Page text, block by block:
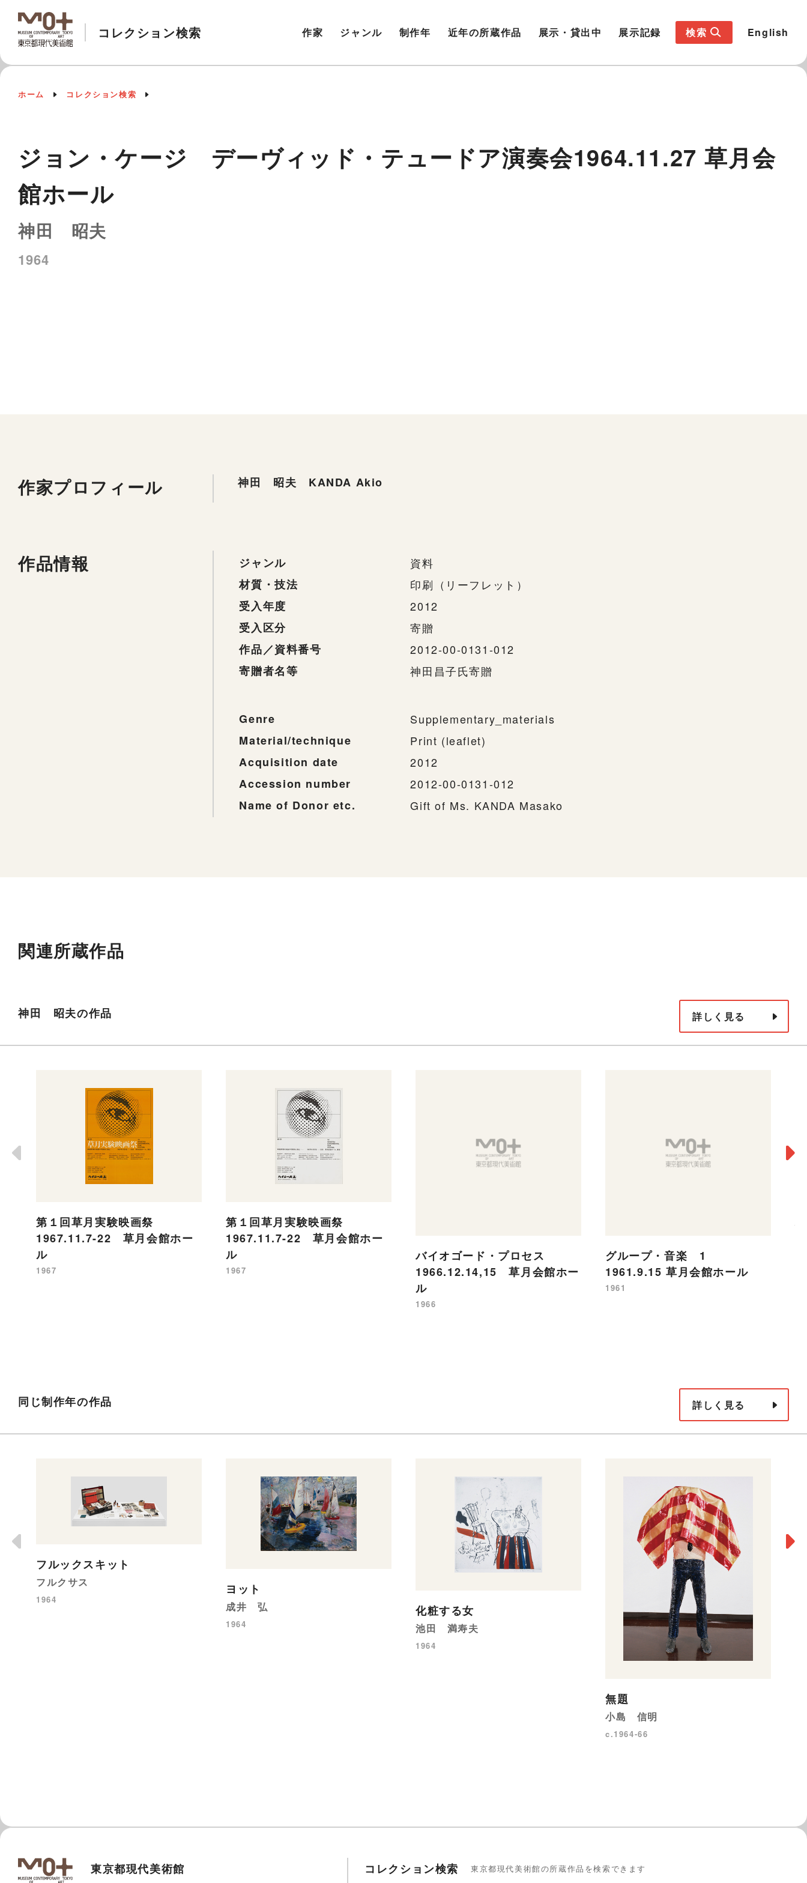
コレクション検索 作家 ジャンル 制作年 近年の所蔵作品 展示・貸出中 展示記録 検索 English
ホーム コレクション検索
ジョン・ケージ デーヴィッド・テュードア演奏会1964.11.27 草月会
館ホール
神田 昭夫
1964
作家プロフィール 神田 昭夫 KANDA Akio
作品情報 ジャンル
資料
材質・技法
印刷（リーフレット）
受入年度
2012
受入区分
寄贈
作品／資料番号
2012-00-0131-012
寄贈者名等
神田昌子氏寄贈
Genre
Supplementary_materials
Material/technique
Print (leaflet)
Acquisition date
2012
Accession number
2012-00-0131-012
Name of Donor etc.
Gift of Ms. KANDA Masako
関連所蔵作品
神田 昭夫の作品 詳しく見る
第１回草月実験映画祭
1967.11.7-22 草月会館ホー
ル
1967
第１回草月実験映画祭
1967.11.7-22 草月会館ホー
ル
1967
バイオゴード・プロセス
1966.12.14,15 草月会館ホー
ル
1966
グループ・音楽 1
1961.9.15 草月会館ホール
1961
同じ制作年の作品 詳しく見る
フルックスキット
フルクサス
1964
ヨット
成井 弘
1964
化粧する女
池田 満寿夫
1964
無題
小島 信明
c.1964-66
東京都現代美術館 コレクション検索 東京都現代美術館の所蔵作品を検索できます